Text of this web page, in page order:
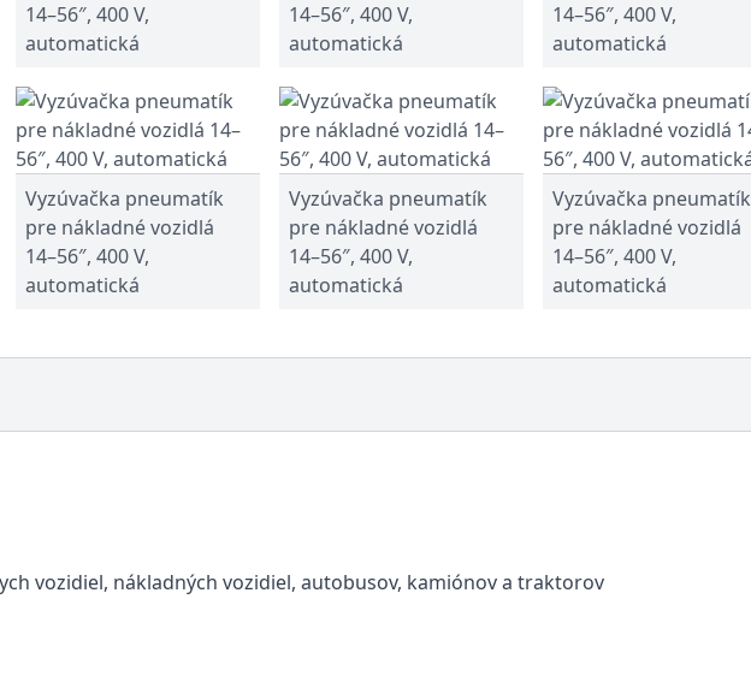
14–56″, 400 V,
automatická
14–56″, 400 V,
automatická
14–56″, 400 V,
automatická
Vyzúvačka pneumatík
pre nákladné vozidlá
14–56″, 400 V,
automatická
Vyzúvačka pneumatík
pre nákladné vozidlá
14–56″, 400 V,
automatická
Vyzúvačka pneumatík
pre nákladné vozidlá
14–56″, 400 V,
automatická
vozidiel, nákladných vozidiel, autobusov, kamiónov a traktorov